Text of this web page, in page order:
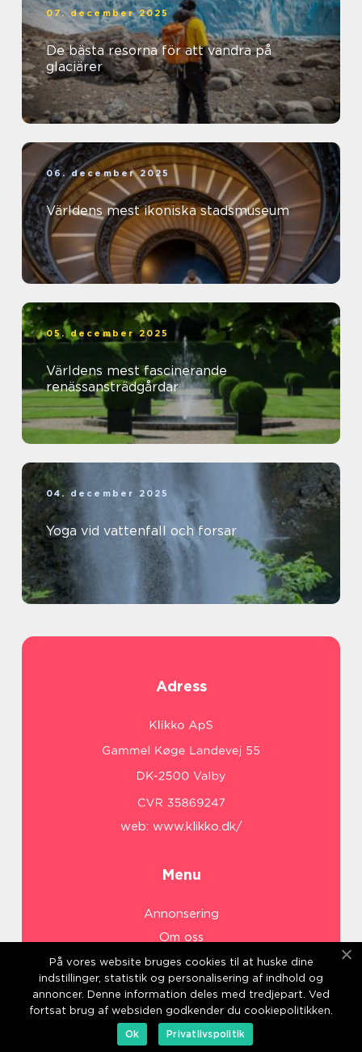
07. december 2025
De bästa resorna för att vandra på
glaciärer
06. december 2025
Världens mest ikoniska stadsmuseum
05. december 2025
Världens mest fascinerande
renässansträdgårdar
04. december 2025
Yoga vid vattenfall och forsar
Adress
web: www.klikko.dk/
Menu
Annonsering
Om oss
Cookies
Kontakta oss
Sitemap
På vores website bruges cookies til at huske dine
indstillinger, statistik og personalisering af indhold og
annoncer. Denne information deles med tredjepart. Ved
fortsat brug af websiden godkender du cookiepolitikken.
Ok
Privatlivspolitik